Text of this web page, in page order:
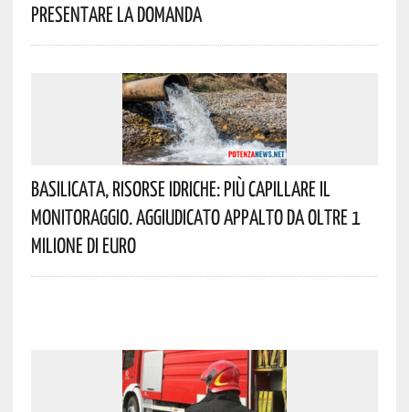
Presentare La Domanda
Basilicata, Risorse Idriche: Più Capillare Il
Monitoraggio. Aggiudicato Appalto Da Oltre 1
Milione Di Euro